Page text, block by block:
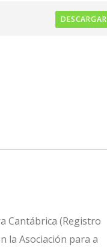
DESCARGAR
Cantábrica (Registro
la Asociación para a